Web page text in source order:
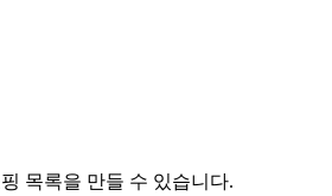
목록을 만들 수 있습니다.